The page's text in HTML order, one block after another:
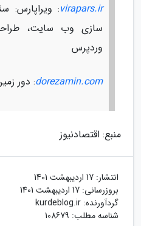
virapars.ir: ویراپارس:
سازی وب سایت،
وردپرس
dorezamin.com: دور
منبع: اقتصادنیوز
انتشار: 17 اردیبهشت 1401
بروزرسانی: 17 اردیبهشت 1401
گردآورنده: kurdeblog.ir
شناسه مطلب: 108679